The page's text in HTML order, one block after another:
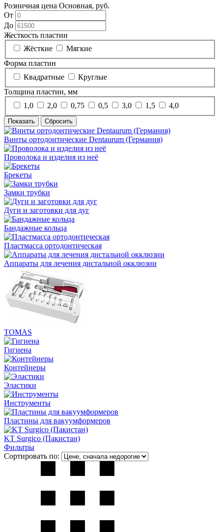
Розничная цена Основная, руб.
От
До
Жесткость пластин
Жёсткие
Мягкие
Форма пластин
Квадратные
Круглые
Толщина пластин, мм
1,0
2,0 0,75 0,5 3,0 1,5 4,0
Винты ортодонтические Dentaurum (Германия)
Проволока и изделия из неё
Брекеты
Замки трубки
Дуги и заготовки для дуг
Бандажные кольца
Пластмасса ортодонтическая
Аппараты для лечения дистальной окклюзии
TOMAS
Гигиена
Контейнеры
Эластики
Инструменты
Пластины для вакуумформеров
KT Surgico (Пакистан)
Фильтры
Сортировать по: